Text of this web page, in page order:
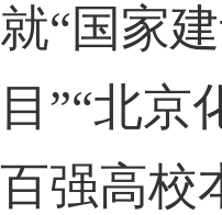
就“国家
目”“北
百强高校